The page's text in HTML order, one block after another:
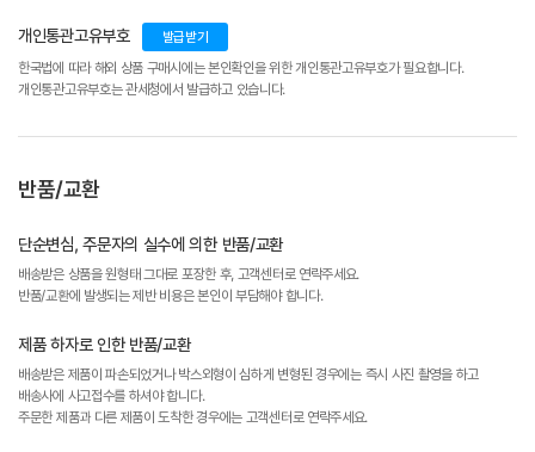
개인통관고유부호 발급받기
한국법에 따라 해외 상품 구매시에는 본인확인을 위한 개인통관고유부호가 필요합니다.
개인통관고유부호는 관세청에서 발급하고 있습니다.
반품/교환
단순변심, 주문자의 실수에 의한 반품/교환
배송받은 상품을 원형태 그대로 포장한 후, 고객센터로 연락주세요.
반품/교환에 발생되는 제반 비용은 본인이 부담해야 합니다.
제품 하자로 인한 반품/교환
배송받은 제품이 파손되었거나 박스외형이 심하게 변형된 경우에는 즉시 사진 촬영을 하고
배송사에 사고접수를 하셔야 합니다.
주문한 제품과 다른 제품이 도착한 경우에는 고객센터로 연락주세요.